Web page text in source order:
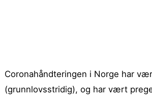
Coronahåndteringen i Norge har
(grunnlovsstridig), og har vært